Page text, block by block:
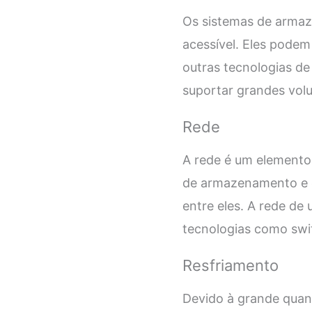
Os sistemas de
acessível. Eles
outras tecnologias
suportar grandes
Rede
A rede é um
de armazenamento
entre eles. A rede de
tecnologias como
Resfriamento
Devido à grande